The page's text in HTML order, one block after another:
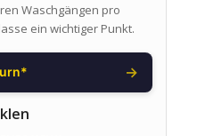
Waschgängen pro
ein wichtiger Punkt.
→